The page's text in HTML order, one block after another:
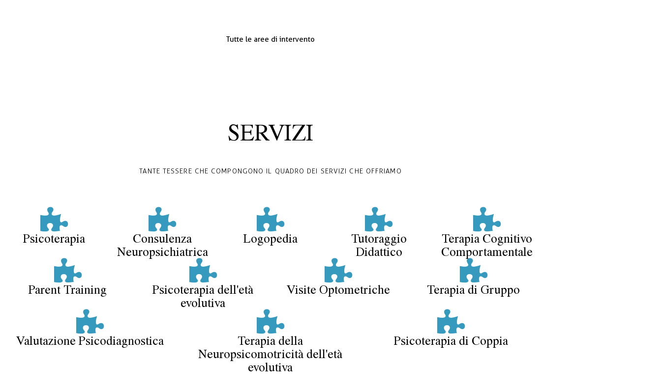
Tutte le aree di intervento
SERVIZI
TANTE TESSERE CHE COMPONGONO IL QUADRO DEI SERVIZI CHE OFFRIAMO
Psicoterapia
Consulenza
Neuropsichiatrica
Logopedia
Tutoraggio
Didattico
Terapia Cognitivo
Comportamentale
Parent Training
Psicoterapia dell'età
evolutiva
Visite Optometriche Terapia di Gruppo
Valutazione Psicodiagnostica
Terapia della
Neuropsicomotricità dell'età
evolutiva
Psicoterapia di Coppia